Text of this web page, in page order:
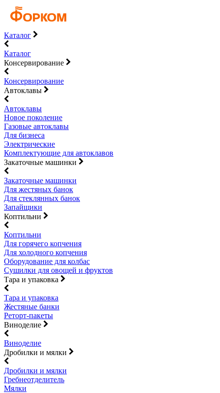
Каталог
Каталог
Консервирование
Консервирование
Автоклавы
Автоклавы
Новое поколение
Газовые автоклавы
Для бизнеса
Электрические
Комплектующие для автоклавов
Закаточные машинки
Закаточные машинки
Для жестяных банок
Для стеклянных банок
Запайщики
Коптильни
Коптильни
Для горячего копчения
Для холодного копчения
Оборудование для колбас
Сушилки для овощей и фруктов
Тара и упаковка
Тара и упаковка
Жестяные банки
Реторт-пакеты
Виноделие
Виноделие
Дробилки и мялки
Дробилки и мялки
Гребнеотделитель
Мялки